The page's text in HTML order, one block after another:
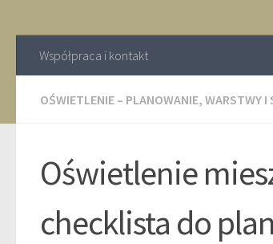
Współpraca i kontakt
OŚWIETLENIE – PLANOWANIE, WARSTWY I
Oświetlenie
checklista do